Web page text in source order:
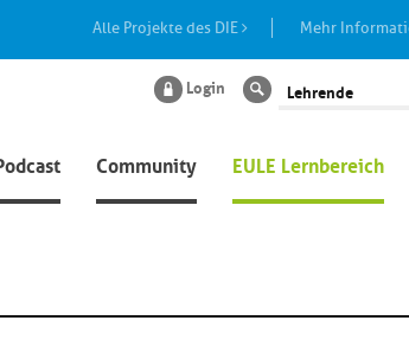
Alle Projekte des DIE Mehr
Community EULE Lernbereich
Login Suche